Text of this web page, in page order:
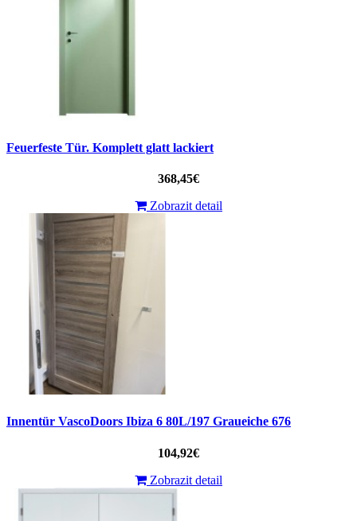
Feuerfeste Tür. Komplett glatt lackiert
368,45€
Zobrazit detail
Innentür VascoDoors Ibiza 6 80L/197 Graueiche 676
104,92€
Zobrazit detail